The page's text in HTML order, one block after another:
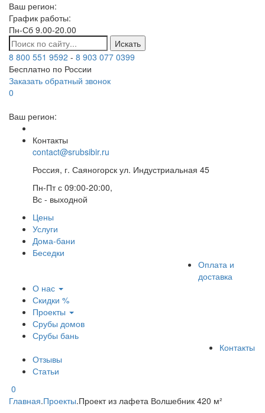
Ваш регион:
График работы:
Пн-Сб 9.00-20.00
Искать
8 800 551 9592 - 8 903 077 0399
Бесплатно по России
Заказать обратный звонок
0
Ваш регион:
Контакты
contact@srubsibir.ru
Россия, г. Саяногорск ул. Индустриальная 45
Пн-Пт с 09:00-20:00,
Вс - выходной
Цены
Услуги
Дома-бани
Беседки
Оплата и
доставка
О нас
Скидки %
Проекты
Срубы домов
Срубы бань
Контакты
Отзывы
Статьи
0
Главная.Проекты.Проект из лафета Волшебник 420 м²